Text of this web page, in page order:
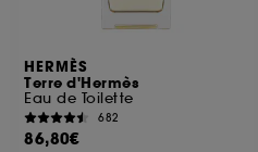
HERMÈS
Terre d'Hermès
Eau de Toilette
682
86,80€